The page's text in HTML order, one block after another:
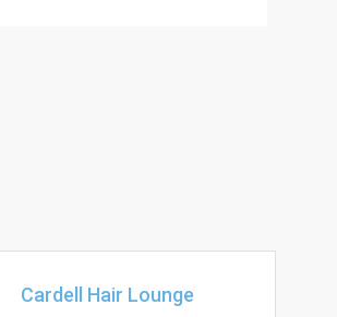
Cardell Hair Lounge